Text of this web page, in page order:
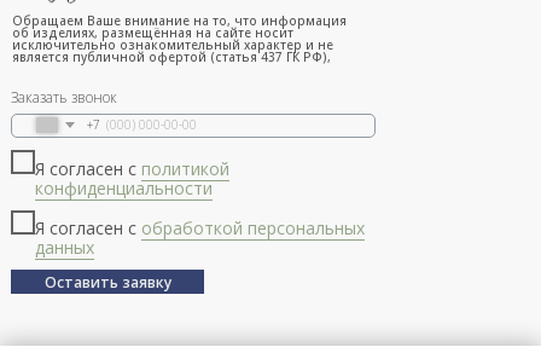
Заказать звонок
+7
Я согласен с политикой
конфиденциальности
Я согласен с обработкой персональных
данных
Оставить заявку
Обращаем Ваше внимание на то, что информация
об изделиях, размещённая на сайте носит
исключительно ознакомительный характер и не
является публичной офертой (статья 437 ГК РФ),